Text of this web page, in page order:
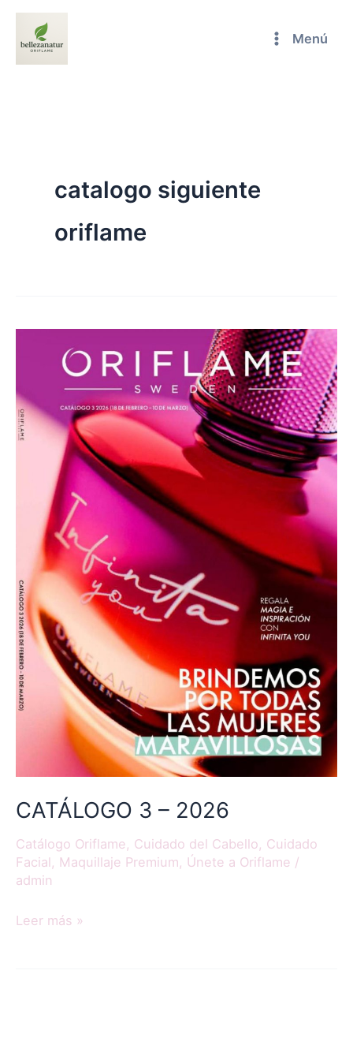
Menú
catalogo siguiente
oriflame
CATÁLOGO 3 – 2026
Catálogo Oriflame, Cuidado del Cabello, Cuidado
Facial, Maquillaje Premium, Únete a Oriflame /
admin
2026
Leer más »